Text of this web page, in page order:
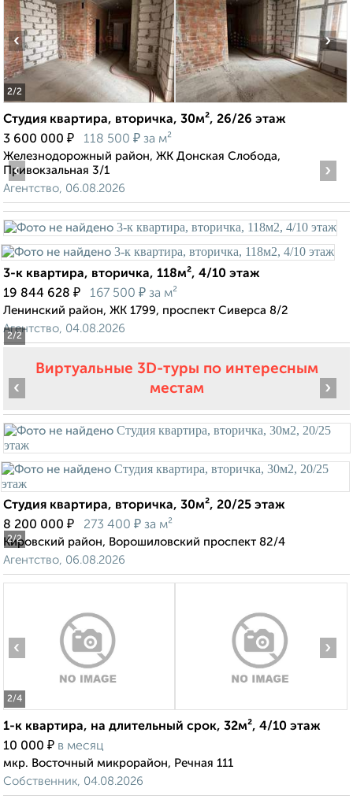
2/2
‹ ›
Студия квартира, вторичка, 30м², 26/26 этаж
3 600 000 ₽ 118 500 ₽ за м²
Железнодорожный район, ЖК Донская Слобода,
Привокзальная 3/1
Агентство, 06.08.2026
2/2
‹ ›
3-к квартира, вторичка, 118м², 4/10 этаж
19 844 628 ₽ 167 500 ₽ за м²
Ленинский район, ЖК 1799, проспект Сиверса 8/2
Агентство, 04.08.2026
Виртуальные 3D-туры по интересным
местам
2/2
‹ ›
Студия квартира, вторичка, 30м², 20/25 этаж
8 200 000 ₽ 273 400 ₽ за м²
Кировский район, Ворошиловский проспект 82/4
Агентство, 06.08.2026
2/4
‹ ›
1-к квартира, на длительный срок, 32м², 4/10 этаж
10 000 ₽ в месяц
мкр. Восточный микрорайон, Речная 111
Собственник, 04.08.2026